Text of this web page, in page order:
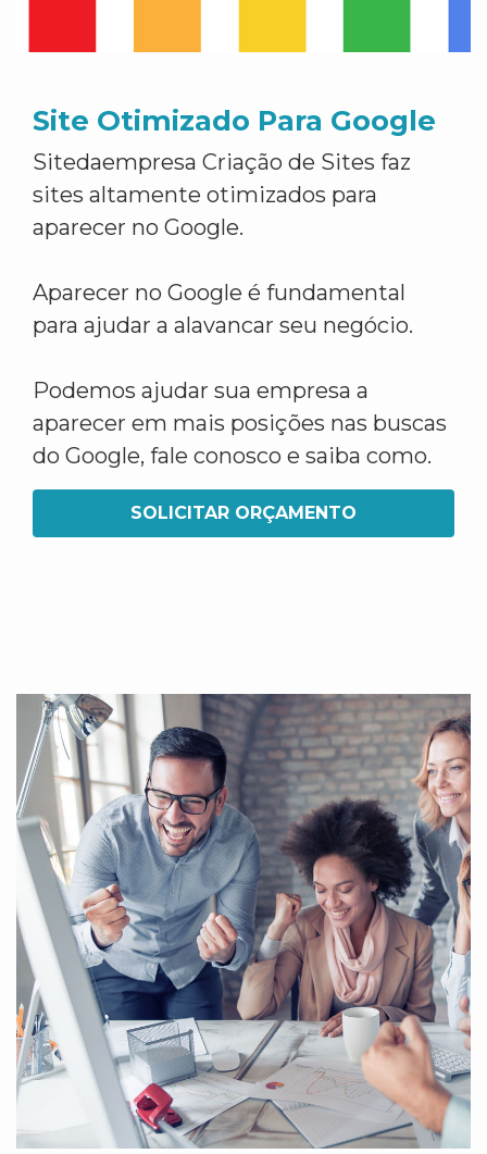
Site Otimizado Para Google
Sitedaempresa Criação de Sites faz
sites altamente otimizados para
aparecer no Google.
Aparecer no Google é fundamental
para ajudar a alavancar seu negócio.
Podemos ajudar sua empresa a
aparecer em mais posições nas buscas
do Google, fale conosco e saiba como.
SOLICITAR ORÇAMENTO